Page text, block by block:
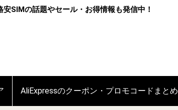
SIMの話題やセール・お得情報も発信中！
AliExpressのクーポン・プロモコードまとめ